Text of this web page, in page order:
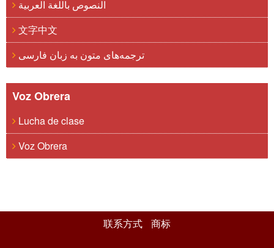
النصوص باللغة العربية
文字中文
ترجمه‌های متون به زبان فارسی
Voz Obrera
Lucha de clase
Voz Obrera
联系方式 商标